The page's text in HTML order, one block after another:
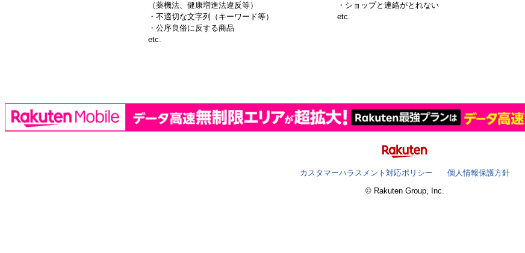
（薬機法、健康増進法違反等）
・不適切な文字列（キーワード等）
・公序良俗に反する商品
etc.
・ショップと連絡がとれない
etc.
カスタマーハラスメント対応ポリシー
個人情報保護方針
© Rakuten Group, Inc.